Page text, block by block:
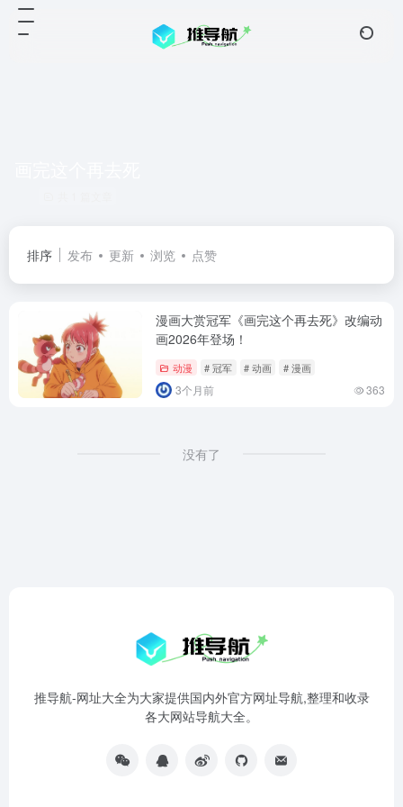
排序 发布 更新 浏览 点赞
漫画大赏冠军《画完这个再去死》改编动
画2026年登场！
动漫 # 冠军 # 动画 # 漫画
3个月前 363
没有了
推导航-网址大全为大家提供国内外官方网址导航,整理和收录
各大网站导航大全。